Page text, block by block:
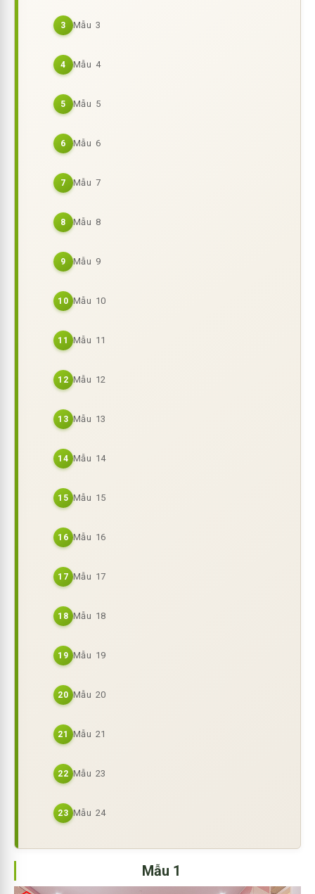
3 Mẫu 3
4 Mẫu 4
5 Mẫu 5
6 Mẫu 6
7 Mẫu 7
8 Mẫu 8
9 Mẫu 9
10 Mẫu 10
11 Mẫu 11
12 Mẫu 12
13 Mẫu 13
14 Mẫu 14
15 Mẫu 15
16 Mẫu 16
17 Mẫu 17
18 Mẫu 18
19 Mẫu 19
20 Mẫu 20
21 Mẫu 21
22 Mẫu 23
23 Mẫu 24
Mẫu 1